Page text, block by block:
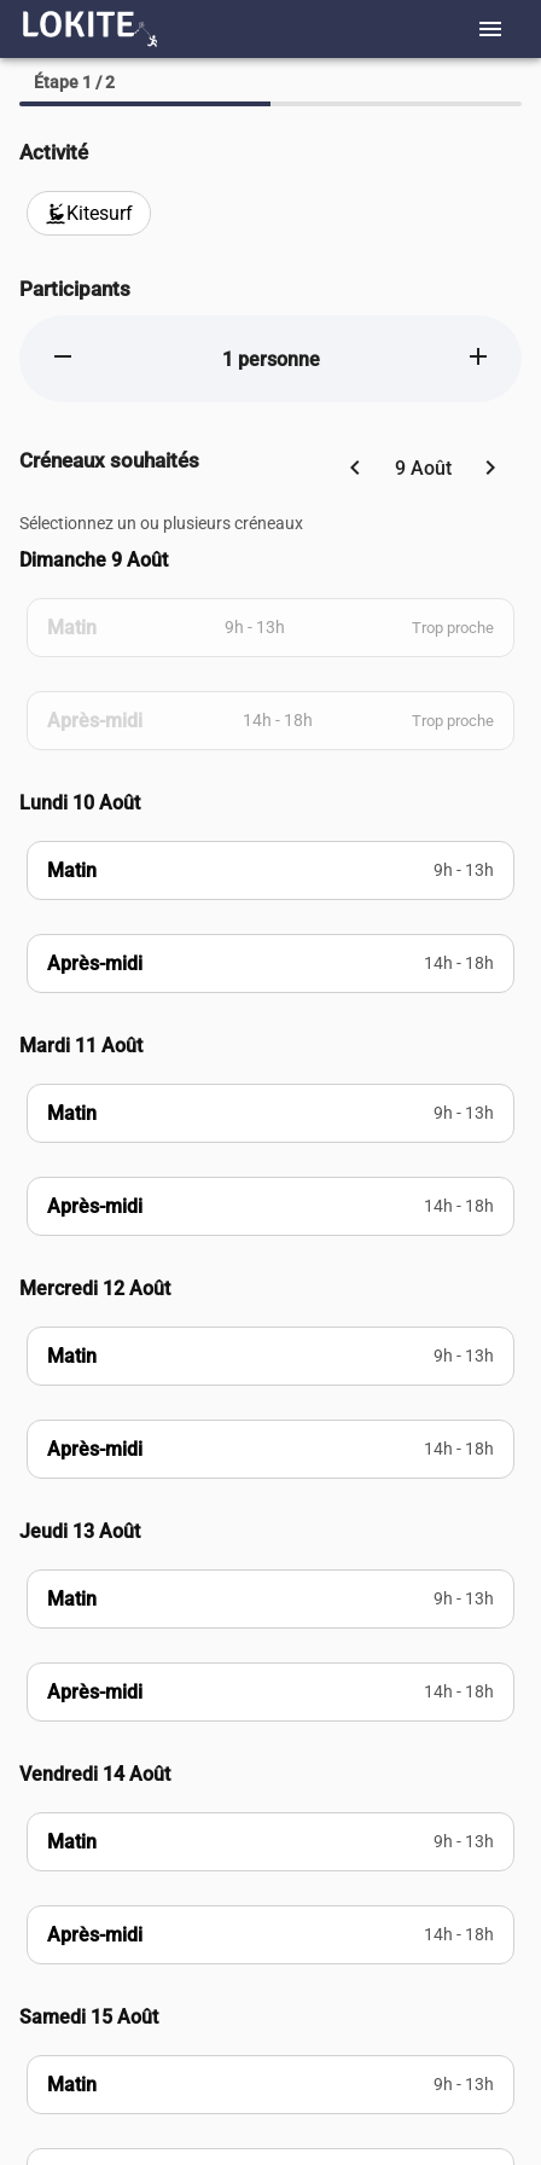
menu
Étape 1 / 2
Activité
kitesurfingKitesurf
Participants
remove 1 personne add
Créneaux souhaités chevron_left 9 Août chevron_right
Sélectionnez un ou plusieurs créneaux
Dimanche 9 Août
Matin 9h - 13h Trop proche
Après-midi 14h - 18h Trop proche
Lundi 10 Août
Matin 9h - 13h
Après-midi 14h - 18h
Mardi 11 Août
Matin 9h - 13h
Après-midi 14h - 18h
Mercredi 12 Août
Matin 9h - 13h
Après-midi 14h - 18h
Jeudi 13 Août
Matin 9h - 13h
Après-midi 14h - 18h
Vendredi 14 Août
Matin 9h - 13h
Après-midi 14h - 18h
Samedi 15 Août
Matin 9h - 13h